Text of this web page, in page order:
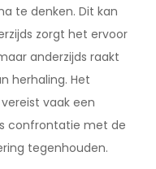
te denken. Dit kan
zorgt het ervoor
anderzijds raakt
herhaling. Het
vaak een
confrontatie met de
tegenhouden.